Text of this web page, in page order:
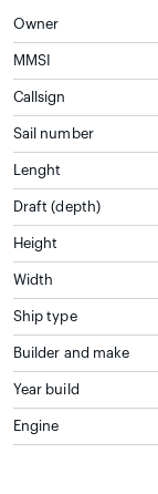
Owner
MMSI
Callsign
Sail number
Lenght
Draft (depth)
Height
Width
Ship type
Builder and make
Year build
Engine